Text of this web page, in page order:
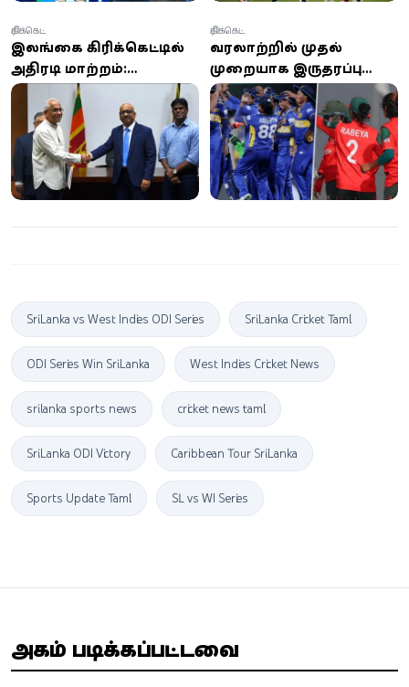
இலங்கை கிரிக்கெட்டில்
அதிரடி மாற்றம்:
முன்னாள் எம்.பி. எரான்
விக்கிரமரத்ன
தலைமையில்
இடைக்காலக் குழு
நியமனம்
கிரிக்கெட்
வரலாற்றில் முதல்
முறையாக இருதரப்பு
தொடருக்காக, இலங்கை
மகளிர் கிரிக்கெட் அணி
பங்களாதேஷ் பயணம்
கிரிக்கெட்
Sri Lanka vs West Indies ODI Series Sri Lanka Cricket Tamil
ODI Series Win Sri Lanka West Indies Cricket News
sri lanka sports news cricket news tamil
Sri Lanka ODI Victory Caribbean Tour Sri Lanka
Sports Update Tamil SL vs WI Series
அதிகம் படிக்கப்பட்டவை